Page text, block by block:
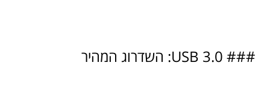
### USB 3.0: השדרוג המהיר